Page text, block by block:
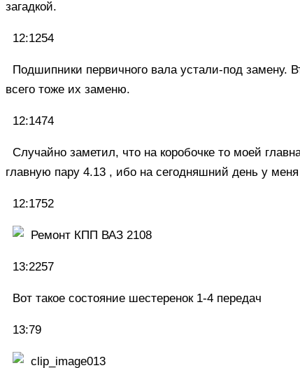
загадкой.
12:1254
Подшипники первичного вала устали-под замену.
всего тоже их заменю.
12:1474
Случайно заметил, что на коробочке то моей
главную пару 4.13 , ибо на сегодняшний день у
12:1752
13:2257
Вот такое состояние шестеренок 1-4 передач
13:79